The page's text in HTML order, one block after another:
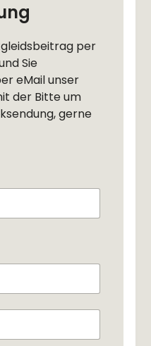
per
Sie
eMail unser
der Bitte um
gerne